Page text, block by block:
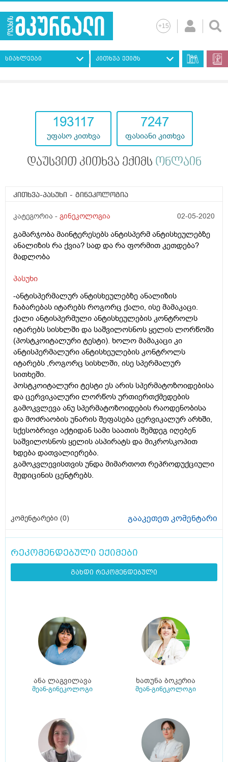
სიახლეები კითხვა ექიმს
193117
უფასო კითხვა
7247
ფასიანი კითხვა
დაუსვით კითხვა ექიმს ონლაინ
კითხვა-პასუხი - გინეკოლოგია
კატეგორია - გინეკოლოგია 02-05-2020
გამარჯობა მაინტერესებს ანტისპერმ ანტისხეულებზე
ანალიზის რა ქვია? სად და რა ფორმით კეთდება?
მადლობა
პასუხი
-ანტისპერმალურ ანტისხეულებზე ანალიზის
ჩაბარებას იტარებს როგორც ქალი, ისე მამაკაცი.
ქალი ანტისპერმული ანტისხეულების კონტროლს
იტარებს სისხლში და საშვილოსნოს ყელის ლორწოში
(პოსტკოიტალური ტესტი). ხოლო მამაკაცი კი
ანტისპერმალური ანტისხეულების კონტროლს
იტარებს ,როგორც სისხლში, ისე სპერმალურ
სითხეში.
პოსტკოიტალური ტესტი ეს არის სპერმატოზოიდებისა
და ცერვიკალური ლორწოს ურთიერთქმედების
გამოკვლევა ანუ სპერმატოზოიდების რაოდენობისა
და მოძრაობის უნარის შეფასება ცერვიკალურ არხში,
სქესობრივი აქტიდან სამი საათის შემდეგ იღებენ
საშვილოსნოს ყელის ასპირატს და მიკროსკოპით
ხდება დათვალიერება.
გამოკვლევისთვის უნდა მიმართოთ რეპროდუქციული
მედიცინის ცენტრებს.
კომენტარები (0) გააკეთეთ კომენტარი
რეკომენდებული ექიმები
გახდი რეკომენდებული
ანა ლაგვილავა
მეან-გინეკოლოგი
ხათუნა ბოკერია
მეან-გინეკოლოგი